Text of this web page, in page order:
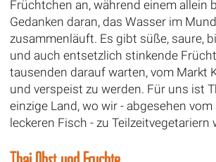
Früchtchen an, während einem allein
Gedanken daran, das Wasser im
zusammenläuft. Es gibt süße, saure,
und auch entsetzlich stinkende
tausenden darauf warten, vom Markt
und verspeist zu werden. Für uns ist
einzige Land, wo wir - abgesehen
leckeren Fisch - zu Teilzeitvegetariern